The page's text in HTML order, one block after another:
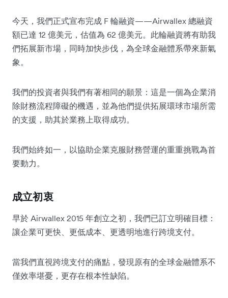
今天，我們正式宣布完成 F 輪融資——Airwallex 總融資
額已達 12 億美元，估值為 62 億美元。此輪融資將有助我
們拓展新市場，同時加快步伐，為全球金融體系帶來新氣
象。
我們的投資者與我們有著相同的願景：這是一個為企業消
除財務流程障礙的機遇，並為他們提供拓展環球市場所需
的支援，助其於業務上取得成功。
我們始終如一，以協助企業克服財務營運的重重挑戰為首
要動力。
成立初衷
早於 Airwallex 2015 年創立之初，我們已訂立明確目標：
讓企業可更快、更低成本、更透明地進行跨境支付。
當我們直視跨境支付的痛點，發現原有的全球金融體系不
僅效率堪憂，更存在根本性缺陷。